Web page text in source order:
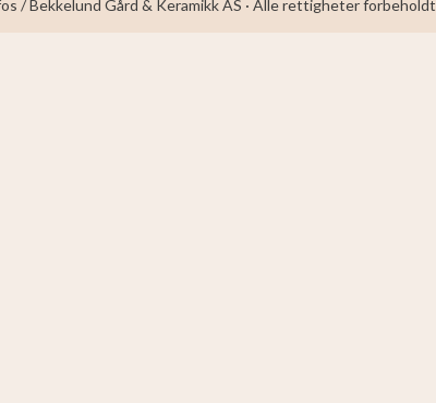
/ Bekkelund Gård & Keramikk AS · Alle rettigheter forbeholdt